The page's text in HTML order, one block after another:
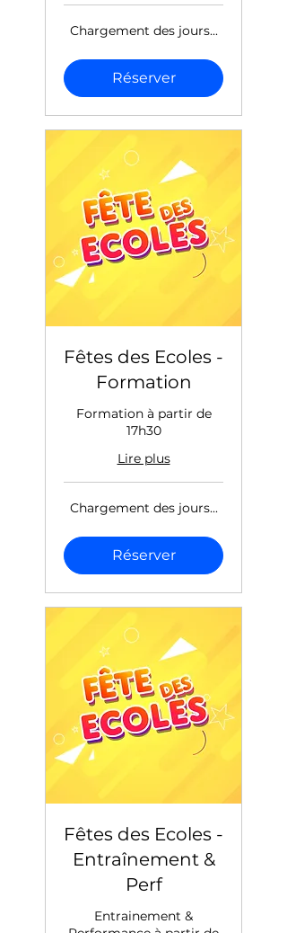
Chargement des jours...
Réserver
Fêtes des Ecoles -
Formation
Formation à partir de
17h30
Lire plus
Chargement des jours...
Réserver
Fêtes des Ecoles -
Entraînement &
Perf
Entrainement &